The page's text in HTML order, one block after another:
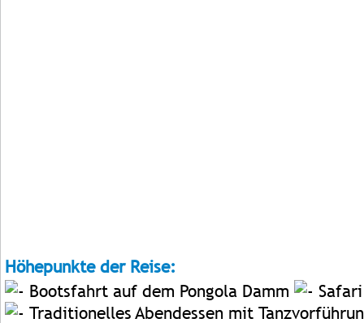
Höhepunkte der Reise:
Bootsfahrt auf dem Pongola Damm
Traditionelles Abendessen mit